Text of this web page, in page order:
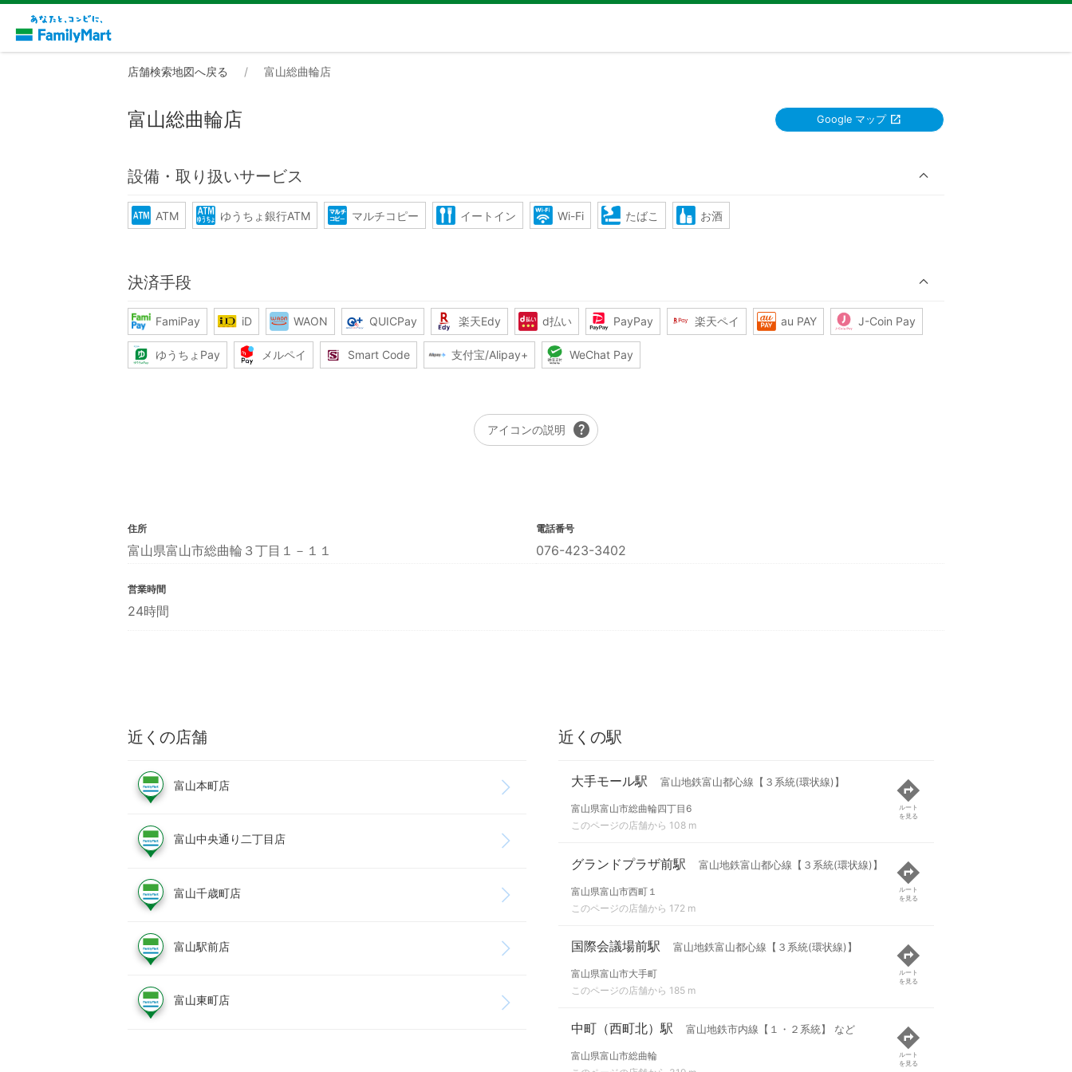
店舗検索地図へ戻る 富山総曲輪店
富山総曲輪店 Google マップ
設備・取り扱いサービス
ATM ゆうちょ銀行ATM マルチコピー イートイン Wi-Fi たばこ お酒
決済手段
FamiPay iD WAON QUICPay 楽天Edy d払い PayPay 楽天ペイ au PAY J-Coin Pay
ゆうちょPay メルペイ Smart Code 支付宝/Alipay+ WeChat Pay
アイコンの説明 help
住所
富山県富山市総曲輪３丁目１－１１
電話番号
076-423-3402
営業時間
24時間
近くの店舗
富山本町店
富山中央通り二丁目店
富山千歳町店
富山駅前店
富山東町店
近くの駅
大手モール駅 富山地鉄富山都心線【３系統(環状線)】
富山県富山市総曲輪四丁目6
このページの店舗から 108 m
ルート
を見る
グランドプラザ前駅 富山地鉄富山都心線【３系統(環状線)】
富山県富山市西町１
このページの店舗から 172 m
ルート
を見る
国際会議場前駅 富山地鉄富山都心線【３系統(環状線)】
富山県富山市大手町
このページの店舗から 185 m
ルート
を見る
中町（西町北）駅 富山地鉄市内線【１・２系統】 など
富山県富山市総曲輪
ルート
を見る